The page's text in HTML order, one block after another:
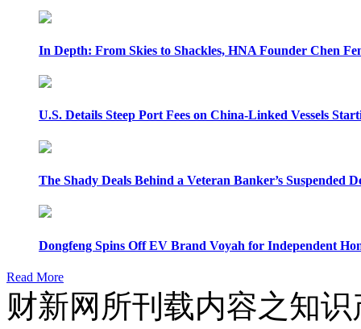
In Depth: From Skies to Shackles, HNA Founder Chen
U.S. Details Steep Port Fees on China-Linked Vessels
The Shady Deals Behind a Veteran Banker’s Suspended
Dongfeng Spins Off EV Brand Voyah for Independent
Read More
财新网所刊载内容之知